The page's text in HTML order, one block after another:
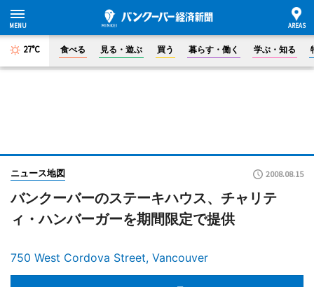
27°C 食べる 見る・遊ぶ 買う 暮らす・働く 学ぶ・知る
ニュース地図 2008.08.15
バンクーバーのステーキハウス、チャリテ
ィ・ハンバーガーを期間限定で提供
750 West Cordova Street, Vancouver